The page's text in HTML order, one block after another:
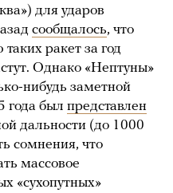
для ударов
сообщалось, что
ракет за год
Однако «Нептуны»
нибудь заметной
года был представлен
дальности (до 1000
сомнения, что
массовое
«сухопутных»